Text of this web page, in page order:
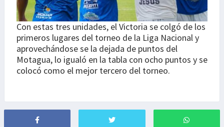
Con estas tres unidades, el Victoria se colgó de los
primeros lugares del torneo de la Liga Nacional y
aprovechándose se la dejada de puntos del
Motagua, lo igualó en la tabla con ocho puntos y se
colocó como el mejor tercero del torneo.